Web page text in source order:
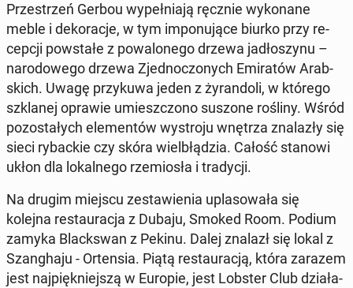
Prze­strzeń Gerbou wy­peł­nia­ją ręcznie wy­ko­na­ne
meble i de­ko­ra­cje, w tym im­po­nu­ją­ce biurko przy re­
cep­cji po­wsta­łe z po­wa­lo­ne­go drzewa ja­dło­szy­nu –
na­ro­do­we­go drzewa Zjed­no­czo­nych Emi­ra­tów Arab­
skich. Uwagę przy­ku­wa jeden z ży­ran­do­li, w którego
szkla­nej oprawie umiesz­czo­no suszone rośliny. Wśród
po­zo­sta­łych ele­men­tów wy­stro­ju wnętrza zna­la­zły się
sieci ry­bac­kie czy skóra wiel­błą­dzia. Całość stanowi
ukłon dla lo­kal­ne­go rze­mio­sła i tra­dy­cji.
Na drugim miejscu ze­sta­wie­nia upla­so­wa­ła się
kolejna re­stau­ra­cja z Dubaju, Smoked Room. Podium
zamyka Black­swan z Pekinu. Dalej znalazł się lokal z
Szan­gha­ju - Or­ten­sia. Piątą re­stau­ra­cją, która zarazem
jest naj­pięk­niej­szą w Europie, jest Lobster Club dzia­ła­